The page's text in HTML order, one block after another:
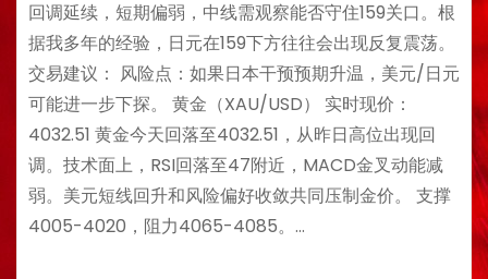
回调延续，短期偏弱，中线需观察能否守住159关口。根
据我多年的经验，日元在159下方往往会出现反复震荡。
交易建议： 风险点：如果日本干预预期升温，美元/日元
可能进一步下探。 黄金（XAU/USD） 实时现价：
4032.51 黄金今天回落至4032.51，从昨日高位出现回
调。技术面上，RSI回落至47附近，MACD金叉动能减
弱。美元短线回升和风险偏好收敛共同压制金价。 支撑
4005-4020，阻力4065-4085。…